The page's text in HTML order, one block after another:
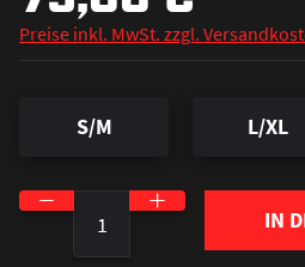
Preise inkl. MwSt. zzgl.
S/M L/XL
Produkt Anzahl: Gib den
IN